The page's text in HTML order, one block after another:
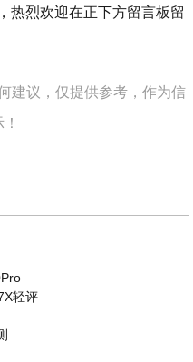
热烈欢迎在正下方留言板留
建议，仅提供参考，作为信
轻评